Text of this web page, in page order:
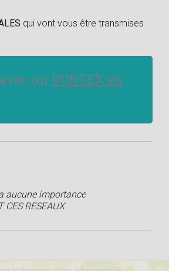
qui vont vous être transmises
un VORTEX en
aucune importance
RESEAUX.